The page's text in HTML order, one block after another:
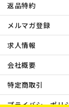
返品特約
メルマガ登録
求人情報
会社概要
特定商取引
プライバシーポリ